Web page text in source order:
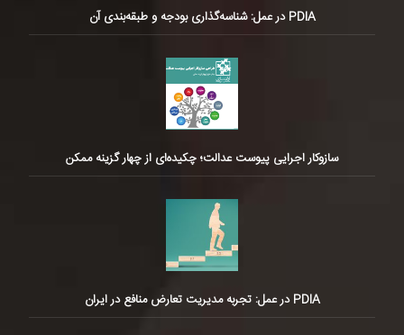
PDIA در عمل: شناسه‌گذاری بودجه و طبقه‌بندی آن
سازوکار اجرایی پیوست عدالت؛ چکیده‌ای از چهار گزینه ممکن
PDIA در عمل: تجربه مدیریت تعارض منافع در ایران